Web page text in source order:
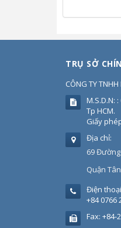
TRỤ SỞ
CÔNG TY
M.S.D.N:
Tp HCM.
Giấy
Địa chỉ:
69
Quận
Điện
+84 0766
Fax: +84-